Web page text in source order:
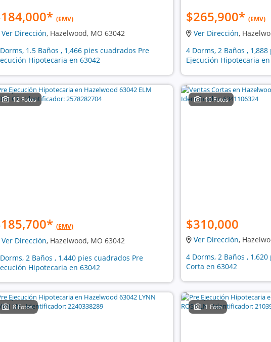
* (EMV)
Ver Dirección, Hazelwood, MO 63042
1.5 Baños , 1,466 pies cuadrados Pre
Hipotecaria en 63042
$265,900* (EMV)
Ver Dirección,
4 Dorms, 2 Baños ,
Ejecución Hipotecaria
12 Fotos
* (EMV)
Ver Dirección, Hazelwood, MO 63042
2 Baños , 1,440 pies cuadrados Pre
Hipotecaria en 63042
10 Fotos
$310,000
Ver Dirección,
4 Dorms, 2 Baños ,
Corta en 63042
8 Fotos 1 Foto